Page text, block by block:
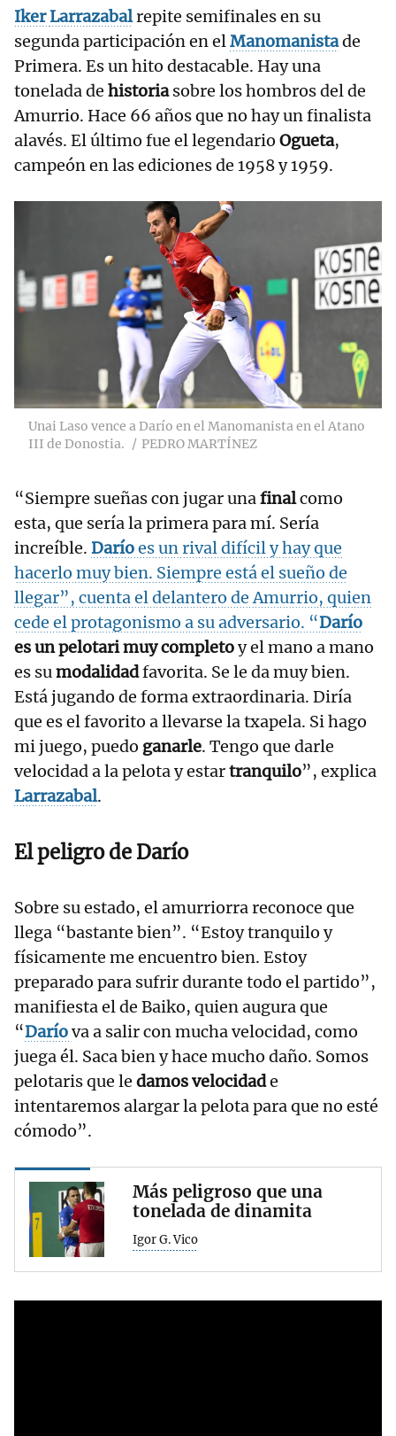
IkerLarrazabalrepite semifinales en su
segunda participación en elManomanistade
Primera. Es un hito destacable. Hay una
tonelada de historiasobre los hombros del de
Amurrio. Hace 66 años que no hay un finalista
alavés. El último fue el legendario Ogueta,
campeón en las ediciones de 1958 y 1959.
Unai Laso vence a Darío en el Manomanista en el Atano
III de Donostia.
PEDRO MARTÍNEZ
“Siempre sueñas con jugar unafinalcomo
esta, que sería la primera para mí. Sería
increíble. Daríoes un rival difícil y hay que
hacerlo muy bien. Siempre está el sueño de
llegar”, cuenta el delantero de Amurrio, quien
cede el protagonismo a su adversario. “Darío
es un pelotari muy completoy el mano a mano
es sumodalidadfavorita. Se le da muy bien.
Está jugando de forma extraordinaria. Diría
que es el favorito a llevarse la txapela. Si hago
mi juego, puedo ganarle. Tengo que darle
velocidad a la pelota y estartranquilo”, explica
Larrazabal.
El peligro de Darío
Sobre su estado, el amurriorra reconoce que
llega “bastante bien”. “Estoy tranquilo y
físicamente me encuentro bien. Estoy
preparado para sufrir durante todo el partido”,
manifiesta el de Baiko, quien augura que
“Daríova a salir con mucha velocidad, como
juega él. Saca bien y hace mucho daño. Somos
pelotaris que le damos velocidade
intentaremos alargar la pelota para que no esté
cómodo”.
Más peligroso que una
tonelada de dinamita
Igor G. Vico